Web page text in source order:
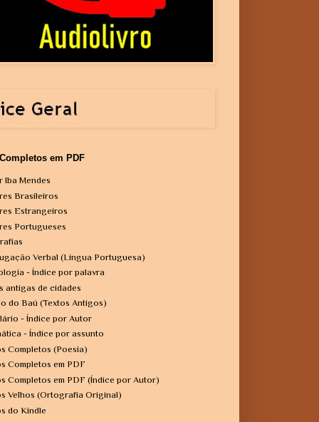
em PDF
Iba Mendes
Brasileiros
Estrangeiros
Portugueses
Verbal (Língua Portuguesa)
- Índice por palavra
antigas de cidades
do Baú (Textos Antigos)
- Índice por Autor
- Índice por assunto
Completos (Poesia)
Completos em PDF
Completos em PDF (Índice por Autor)
Velhos (Ortografia Original)
do Kindle